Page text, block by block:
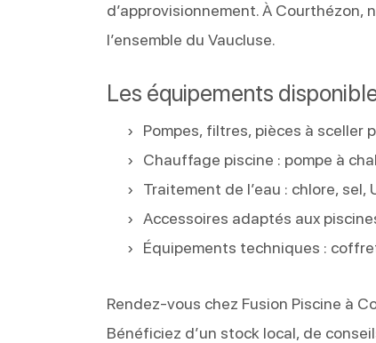
d’approvisionnement. À
l’ensemble du Vaucluse.
Les équipements
Pompes, filtres, pièces à sceller
Chauffage piscine : pompe à
Traitement de l’eau : chlore,
Accessoires adaptés aux
Équipements techniques :
Rendez-vous chez Fusion Piscine à
Bénéficiez d’un stock local, de